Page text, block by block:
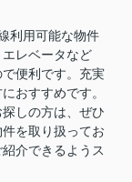
利用可能な物件
レベータなど
便利です。充実
おすすめです。
しの方は、ぜひ
を取り扱ってお
介できるようス